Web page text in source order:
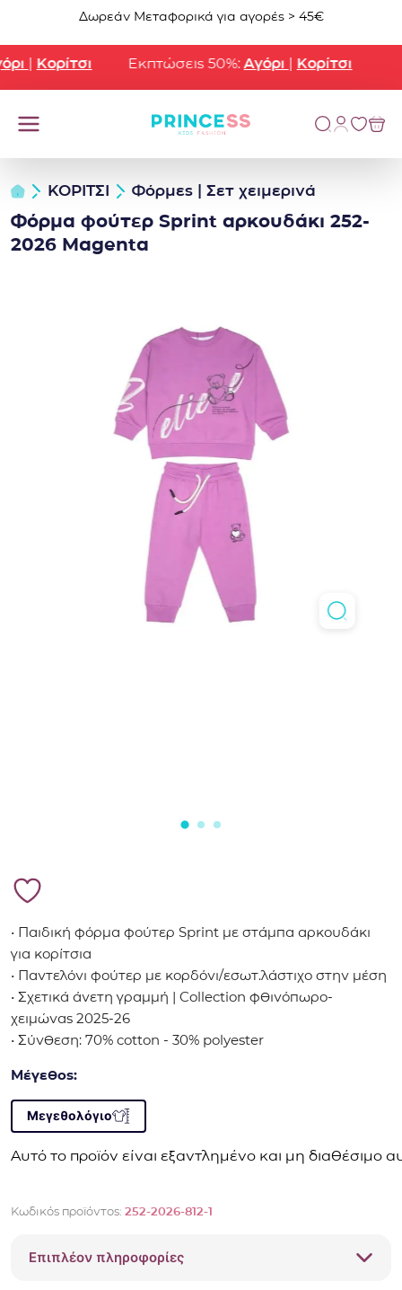
Μετάβαση στο περιεχόμενο
Δωρεάν Μεταφορικά για αγορές > 45€
|Κορίτσι Εκπτώσεις 50%:Αγόρι|Κορίτσι
ΚΟΡΙΤΣΙ Φόρμες | Σετ χειμερινά
Φόρμα φούτερ Sprint αρκουδάκι 252-
2026 Magenta
• Παιδική φόρμα φούτερ Sprint με στάμπα αρκουδάκι
για κορίτσια
• Παντελόνι φούτερ με κορδόνι/εσωτ.λάστιχο στην μέση
• Σχετικά άνετη γραμμή | Collection φθινόπωρο-
χειμώνας 2025-26
• Σύνθεση: 70% cotton - 30% polyester
Μέγεθος:
Μεγεθολόγιο
Αυτό το προϊόν είναι εξαντλημένο και μη διαθέσιμο
Κωδικός προϊόντος: 252-2026-812-1
Επιπλέον πληροφορίες